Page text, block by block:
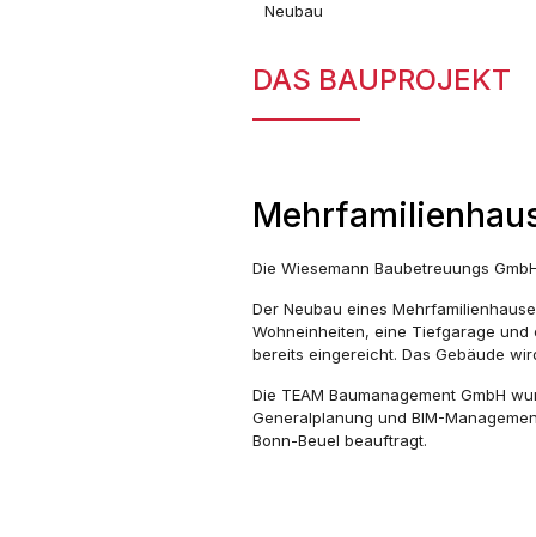
Neubau
DAS BAUPROJEKT
Die Wiesemann Baubetreuungs
Der Neubau eines
Wohneinheiten, eine Tiefgarage und
bereits eingereicht. Das Gebäude
Die TEAM Baumanagement GmbH
Generalplanung und BIM-
Bonn-Beuel beauftragt.